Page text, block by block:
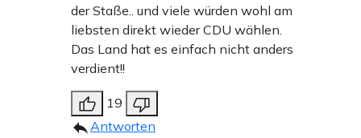
der Staße.. und viele würden wohl am
liebsten direkt wieder CDU wählen.
Das Land hat es einfach nicht anders
verdient!!
19
Antworten